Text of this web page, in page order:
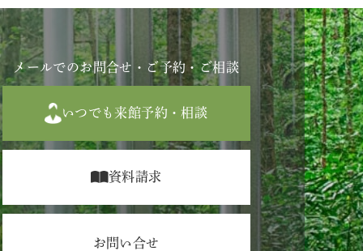
メールでのお問合せ・ご予約・ご相談
いつでも来館予約・相談
資料請求
お問い合せ